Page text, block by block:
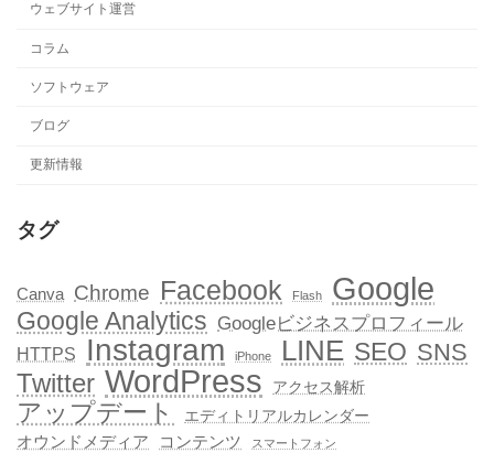
ウェブサイト運営
コラム
ソフトウェア
ブログ
更新情報
タグ
Canva Chrome Facebook Flash Google
Google Analytics Googleビジネスプロフィール
HTTPS Instagram iPhone LINE SEO SNS
Twitter WordPress アクセス解析
アップデート エディトリアルカレンダー
オウンドメディア コンテンツ スマートフォン